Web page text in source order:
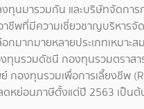
ทุนมารวมกัน และบริษัทจัดกา
พที่มีความเชี่ยวชาญบริหารจั
กมากมายหลายประเภทเหมา
ทุนรวมดัชนี กองทุนรวมตรา
กองทุนรวมเพื่อการเลี้ยงชีพ
ดหย่อนภาษีตั้งแต่ปี 2563 เป็นต้